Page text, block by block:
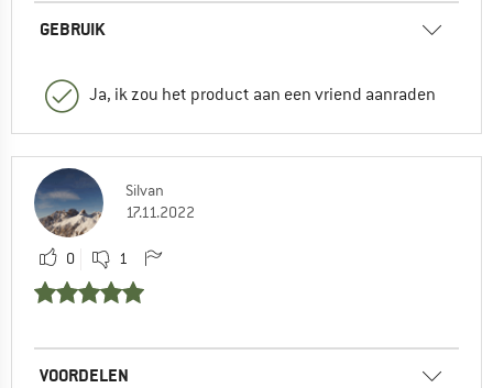
GEBRUIK
Ja, ik zou het product aan een vriend aanraden
Silvan
17.11.2022
0 1
VOORDELEN